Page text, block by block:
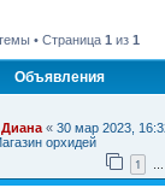
• Страница 1 из 1
Объявления
Диана « 30 мар 2023,
орхидей
1 …